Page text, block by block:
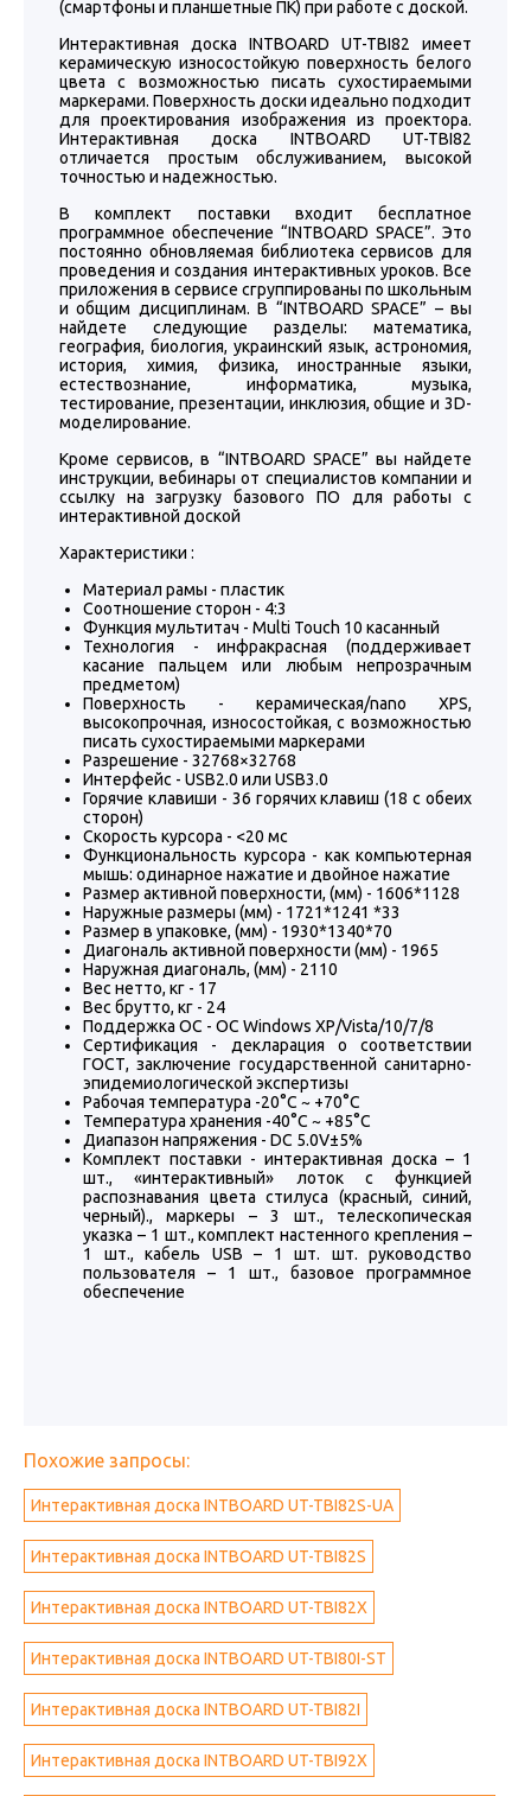
(смартфоны и планшетные ПК) при работе с доской.
Интерактивная доска INTBOARD UT-TBI82 имеет
керамическую износостойкую поверхность белого
цвета с возможностью писать сухостираемыми
маркерами. Поверхность доски идеально подходит
для проектирования изображения из проектора.
Интерактивная доска INTBOARD UT-TBI82
отличается простым обслуживанием, высокой
точностью и надежностью.
В комплект поставки входит бесплатное
программное обеспечение “INTBOARD SPACE”. Это
постоянно обновляемая библиотека сервисов для
проведения и создания интерактивных уроков. Все
приложения в сервисе сгруппированы по школьным
и общим дисциплинам. В “INTBOARD SPACE” – вы
найдете следующие разделы: математика,
география, биология, украинский язык, астрономия,
история, химия, физика, иностранные языки,
естествознание, информатика, музыка,
тестирование, презентации, инклюзия, общие и 3D-
моделирование.
Кроме сервисов, в “INTBOARD SPACE” вы найдете
инструкции, вебинары от специалистов компании и
ссылку на загрузку базового ПО для работы с
интерактивной доской
Характеристики :
Материал рамы - пластик
Соотношение сторон - 4:3
Функция мультитач - Multi Touch 10 касанный
Технология - инфракрасная (поддерживает
касание пальцем или любым непрозрачным
предметом)
Поверхность - керамическая/nano XPS,
высокопрочная, износостойкая, с возможностью
писать сухостираемыми маркерами
Разрешение - 32768×32768
Интерфейс - USB2.0 или USB3.0
Горячие клавиши - 36 горячих клавиш (18 с обеих
сторон)
Скорость курсора - <20 мс
Функциональность курсора - как компьютерная
мышь: одинарное нажатие и двойное нажатие
Размер активной поверхности, (мм) - 1606*1128
Наружные размеры (мм) - 1721*1241 *33
Размер в упаковке, (мм) - 1930*1340*70
Диагональ активной поверхности (мм) - 1965
Наружная диагональ, (мм) - 2110
Вес нетто, кг - 17
Вес брутто, кг - 24
Поддержка ОС - ОС Windows ХР/Vista/10/7/8
Сертификация - декларация о соответствии
ГОСТ, заключение государственной санитарно-
эпидемиологической экспертизы
Рабочая температура -20°C ~ +70°C
Температура хранения -40°C ~ +85°C
Диапазон напряжения - DC 5.0V±5%
Комплект поставки - интерактивная доска – 1
шт., «интерактивный» лоток с функцией
распознавания цвета стилуса (красный, синий,
черный)., маркеры – 3 шт., телескопическая
указка – 1 шт., комплект настенного крепления –
1 шт., кабель USB – 1 шт. шт. руководство
пользователя – 1 шт., базовое программное
обеспечение
Похожие запросы:
Интерактивная доска INTBOARD UT-TBI82S-UA
Интерактивная доска INTBOARD UT-TBI82S
Интерактивная доска INTBOARD UT-TBI82X
Интерактивная доска INTBOARD UT-TBI80I-ST
Интерактивная доска INTBOARD UT-TBI82I
Интерактивная доска INTBOARD UT-TBI92Х